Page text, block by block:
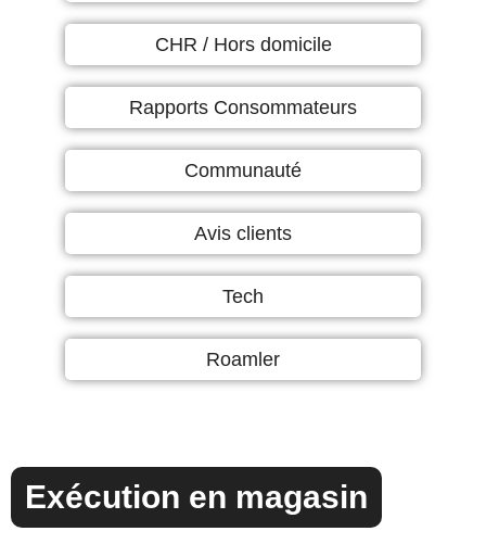
CHR / Hors domicile
Rapports Consommateurs
Communauté
Avis clients
Tech
Roamler
Exécution en magasin